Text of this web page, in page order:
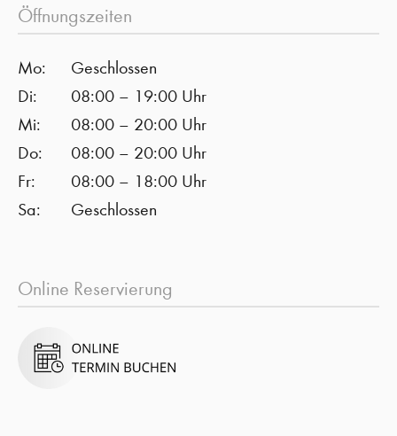
Öffnungszeiten
Mo:
Geschlossen
Di:
08:00 – 19:00 Uhr
Mi:
08:00 – 20:00 Uhr
Do:
08:00 – 20:00 Uhr
Fr:
08:00 – 18:00 Uhr
Sa:
Geschlossen
Online Reservierung